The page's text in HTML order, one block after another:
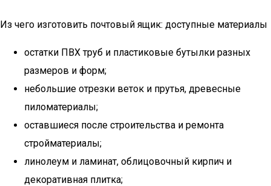
Из чего изготовить почтовый ящик: доступные материалы
остатки ПВХ труб и пластиковые бутылки разных
размеров и форм;
небольшие отрезки веток и прутья, древесные
пиломатериалы;
оставшиеся после строительства и ремонта
стройматериалы;
линолеум и ламинат, облицовочный кирпич и
декоративная плитка;